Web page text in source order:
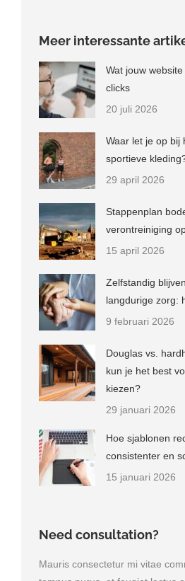
Meer interessante
Wat jouw
clicks
20 juli 2026
Waar let je op bij
sportieve
29 april 2026
Stappenplan
verontreiniging
15 april 2026
Zelfstandig
langdurige zorg:
9 februari 2026
Douglas vs.
kun je het best
kiezen?
29 januari 2026
Hoe sjablonen
consistenter en
15 januari 2026
Need consultation?
Mauris consectetur mi vitae